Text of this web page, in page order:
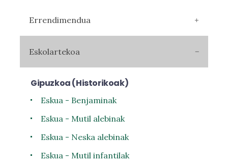
Errendimendua
Eskolartekoa
Gipuzkoa (Historikoak)
Eskua - Benjaminak
Eskua - Mutil alebinak
Eskua - Neska alebinak
Eskua - Mutil infantilak